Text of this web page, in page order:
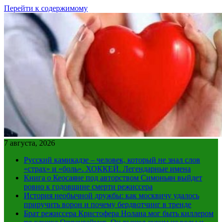
Перейти к содержимому
7 августа, 2026
Русский камикадзе – человек, который не знал слов
«страх» и «боль». ХОККЕЙ. Легендарные имена
Книга о Кеосаяне под авторством Симоньян выйдет
ровно к годовщине смерти режиссера
История необычной дружбы: как москвичу удалось
приручить ворон и почему бердвотчинг в тренде
Брат режиссера Кристофера Нолана мог быть киллером